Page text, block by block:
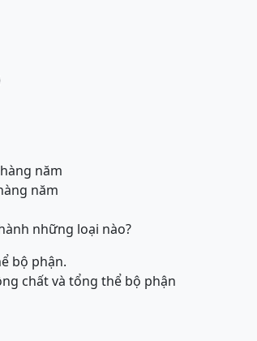
năm
năm
những loại nào?
bộ phận.
chất và tổng thể bộ phận